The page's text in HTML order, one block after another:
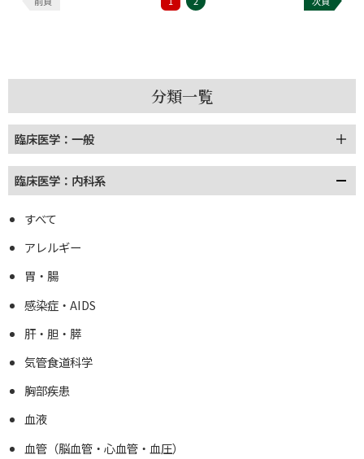
分類一覧
臨床医学：一般
臨床医学：内科系
すべて
アレルギー
胃・腸
感染症・AIDS
肝・胆・膵
気管食道科学
胸部疾患
血液
血管（脳血管・心血管・血圧）